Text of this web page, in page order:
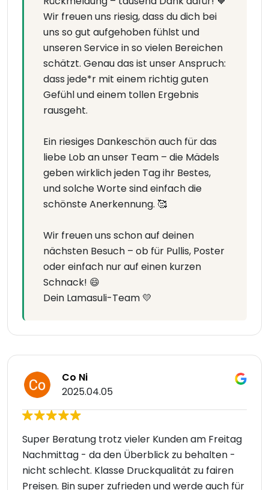
Wir freuen uns riesig, dass du dich bei
uns so gut aufgehoben fühlst und
unseren Service in so vielen Bereichen
schätzt. Genau das ist unser Anspruch:
dass jede*r mit einem richtig guten
Gefühl und einem tollen Ergebnis
rausgeht.
Ein riesiges Dankeschön auch für das
liebe Lob an unser Team – die Mädels
geben wirklich jeden Tag ihr Bestes,
und solche Worte sind einfach die
schönste Anerkennung. 🥰
Wir freuen uns schon auf deinen
nächsten Besuch – ob für Pullis, Poster
oder einfach nur auf einen kurzen
Schnack! 😄
Dein Lamasuli-Team 💛
Co Ni
2025.04.05
Super Beratung trotz vieler Kunden am Freitag
Nachmittag - da den Überblick zu behalten -
nicht schlecht. Klasse Druckqualität zu fairen
Preisen. Bin super zufrieden und werde auch für